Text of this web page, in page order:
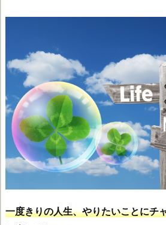
一度きりの人生、やりたいことにチ